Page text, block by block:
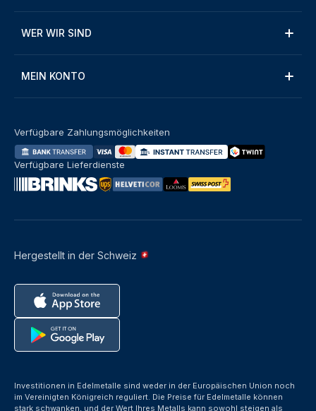
WER WIR SIND
MEIN KONTO
Hergestellt in der Schweiz
Verfügbare Zahlungsmöglichkeiten
Verfügbare Lieferdienste
Investitionen in Edelmetalle sind weder in der Europäischen Union noch
im Vereinigten Königreich reguliert. Die Preise für Edelmetalle können
stark schwanken, und der Wert Ihres Metalls kann sowohl steigen als